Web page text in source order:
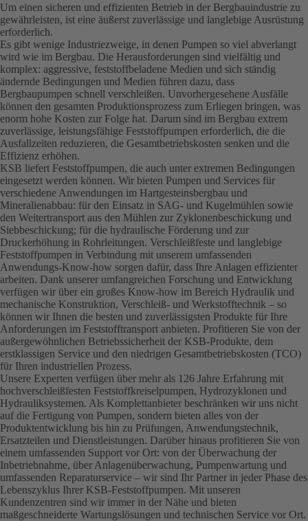
Um einen sicheren und effizienten Betrieb in der Bergbauindustrie zu
gewährleisten, ist eine äußerst zuverlässige und langlebige Ausrüstung
erforderlich.
Es gibt wenige Industriezweige, in denen Pumpen so viel abverlangt
wird wie im Bergbau. Die Herausforderungen sind vielfältig und
komplex: aggressive, feststoffbeladene Medien und sich ständig
ändernde Bedingungen und Medien führen dazu, dass
Bergbaupumpen schnell verschleißen. Unvorhergesehene Ausfälle
können den gesamten Produktionsprozess zum Erliegen bringen, was
enorm hohe Kosten zur Folge hat. Darum sind im Bergbau extrem
zuverlässige, leistungsfähige Feststoffpumpen erforderlich, die die
Ausfallzeiten reduzieren, die Gesamtbetriebskosten senken und die
Effizienz erhöhen.
KSB liefert Feststoffpumpen, die auch unter extremen Bedingungen
eingesetzt werden können. Wir bieten Pumpen und Services für
verschiedene Anwendungen im Hartgesteinsbergbau und
Mineralienabbau: für den Einsatz in SAG- und Kugelmühlen sowie
den Weitertransport aus den Mühlen zur Zyklonenbeschickung und
Siebbeschickung; für die hydraulische Förderung und zur
Druckerhöhung in Rohrleitungen. Verschleißfeste und langlebige
Feststoffpumpen in Verbindung mit unserem umfassenden
Anwendungs-Know-how sorgen dafür, dass Ihre Anlagen effizienter
arbeiten. Dank unserer umfangreichen Forschung und Entwicklung
verfügen wir über ein großes Know-how im Bereich Hydraulik und
mechanische Konstruktion, Verschleiß- und Werkstofftechnik – so
können wir Ihnen die besten und zuverlässigsten Produkte für Ihre
Anforderungen im Feststofftransport anbieten. Profitieren Sie von der
außergewöhnlichen Betriebssicherheit der KSB-Produkte, dem
erstklassigen Service und den niedrigen Gesamtbetriebskosten (TCO)
für Ihren industriellen Prozess.
Unsere Experten verfügen über mehr als 126 Jahre Erfahrung mit
hochverschleißfesten Feststoffkreiselpumpen, Hydrozyklonen und
Hydrauliksystemen. Als Komplettanbieter beschränken wir uns nicht
auf die Fertigung von Pumpen, sondern bieten alles von der
Produktentwicklung bis hin zu Prüfungen, Anwendungstechnik,
Ersatzteilen und Dienstleistungen. Darüber hinaus profitieren Sie von
einem umfassenden Support vor Ort: von der Überwachung der
Inbetriebnahme, über Anlagenüberwachung, Pumpenwartung und
umfassenden Reparaturservice – wir sind Ihr Partner in jeder Phase des
Lebenszyklus Ihrer KSB-Feststoffpumpen. Mit unseren
Kundenzentren sind wir immer in der Nähe und bieten
maßgeschneiderte Wartungslösungen und technischen Service vor Ort.